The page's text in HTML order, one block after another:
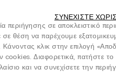
περιήγησης σε αποκλειστικό
θέση να παρέχουμε
Κάνοντας κλικ στην επιλογή
Διαφορετικά, πατήστε το
και να συνεχίσετε την
ΣΥΝΕΧΊΣΤΕ